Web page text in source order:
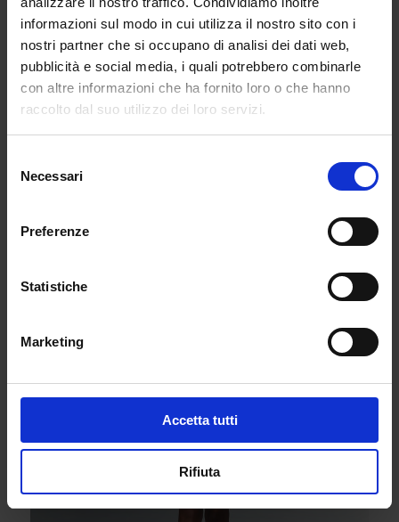
informazioni sul modo in cui utilizza il nostro sito con i
nostri partner che si occupano di analisi dei dati web,
pubblicità e social media, i quali potrebbero combinarle
con altre informazioni che ha fornito loro o che hanno
raccolto dal suo utilizzo dei loro servizi.
delNecessari
Preferenze
Statistiche
Marketing
Accetta tutti
Rifiuta